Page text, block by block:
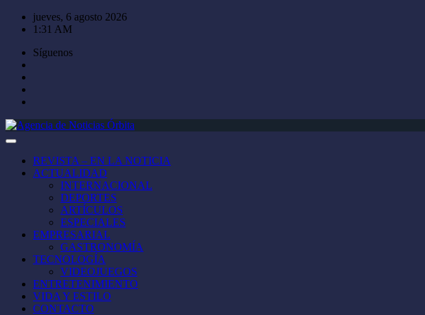
Saltar
jueves, 6 agosto 2026
1:31 AM
Síguenos
REVISTA – EN LA NOTICIA
ACTUALIDAD
INTERNACIONAL
DEPORTES
ARTÍCULOS
ESPECIALES
EMPRESARIAL
GASTRONOMÍA
TECNOLOGÍA
VIDEOJUEGOS
ENTRETENIMIENTO
VIDA Y ESTILO
CONTACTO